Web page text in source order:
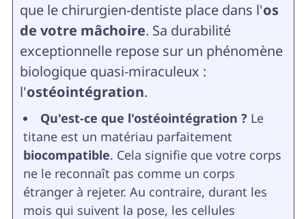
que le chirurgien-dentiste place dans l'os
de votre mâchoire. Sa durabilité
exceptionnelle repose sur un phénomène
biologique quasi-miraculeux :
l'ostéointégration.
Qu'est-ce que l'ostéointégration ?Le
titane est un matériau parfaitement
biocompatible. Cela signifie que votre corps
ne le reconnaît pas comme un corps
étranger à rejeter. Au contraire, durant les
mois qui suivent la pose, les cellules